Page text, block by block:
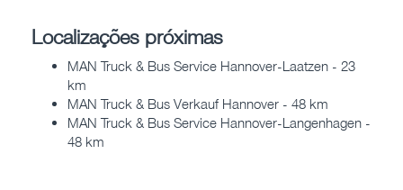
Localizações próximas
MAN Truck & Bus Service Hannover-Laatzen - 23
km
MAN Truck & Bus Verkauf Hannover - 48 km
MAN Truck & Bus Service Hannover-Langenhagen -
48 km